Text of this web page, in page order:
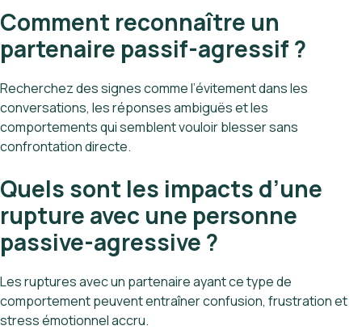
Comment reconnaître un
partenaire passif-agressif ?
Recherchez des signes comme l’évitement dans les
conversations, les réponses ambiguës et les
comportements qui semblent vouloir blesser sans
confrontation directe.
Quels sont les impacts d’une
rupture avec une personne
passive-agressive ?
Les ruptures avec un partenaire ayant ce type de
comportement peuvent entraîner confusion, frustration et
stress émotionnel accru.